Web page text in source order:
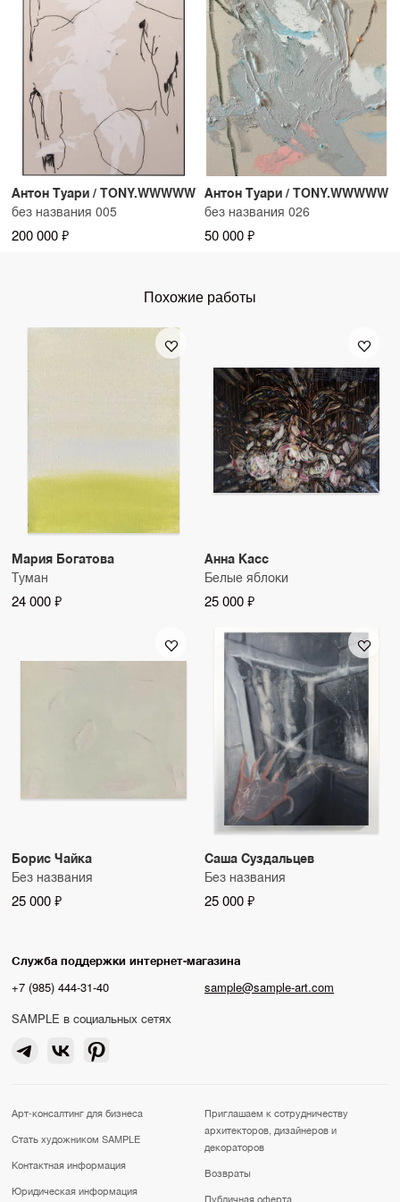
Антон Туари / TONY.WWWWW
без названия 005
200 000 ₽
Антон Туари / TONY.WWWWW
без названия 026
50 000 ₽
Похожие работы
Мария Богатова
Туман
24 000 ₽
Анна Касс
Белые яблоки
25 000 ₽
Борис Чайка
Без названия
25 000 ₽
Саша Суздальцев
Без названия
25 000 ₽
Служба поддержки интернет-магазина
+7 (985) 444-31-40
sample@sample-art.com
SAMPLE в социальных сетях
Арт-консалтинг для бизнеса
Стать художником SAMPLE
Контактная информация
Юридическая информация
Приглашаем к сотрудничеству
архитекторов, дизайнеров и
декораторов
Возвраты
Публичная оферта